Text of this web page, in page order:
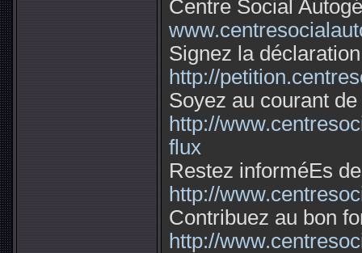
Centre Social
Signez la
http://
Soyez au courant
http://
flux
Restez informéEs
http://
Contribuez au bon
http://